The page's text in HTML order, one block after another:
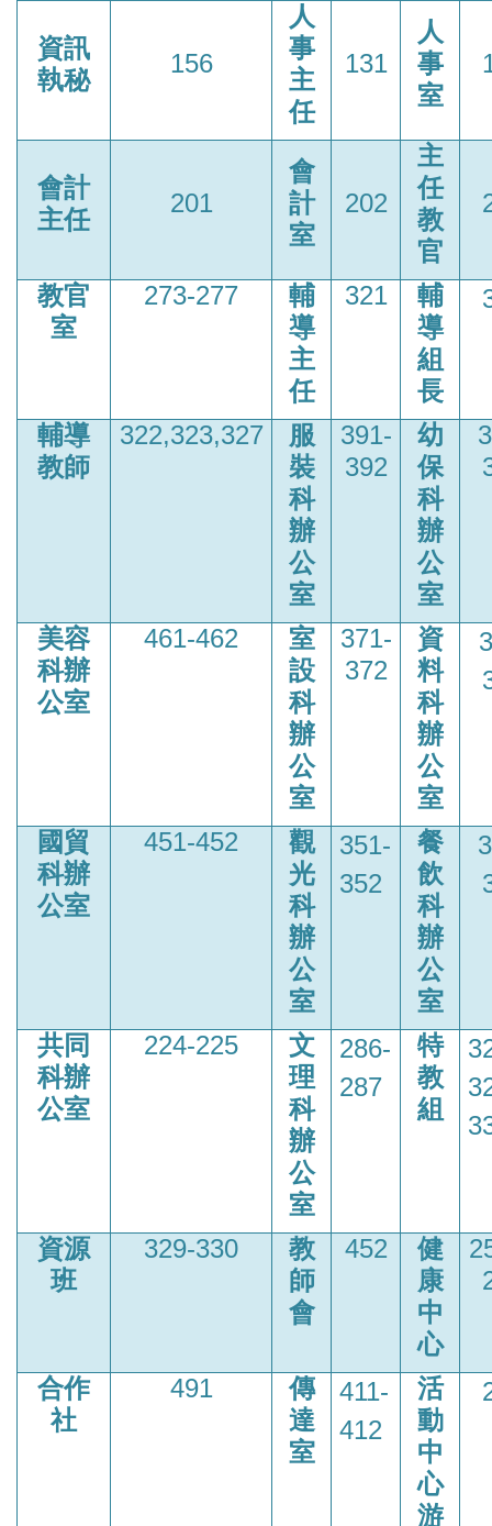
資訊
執秘
156
人
事
主
任
131
人
事
室
會計
主任
201
會
計
室
202
主
任
教
官
教官
室
273-277
輔
導
主
任
321
輔
導
組
長
輔導
教師
322,323,327
服
裝
科
辦
公
室
391-
392
幼
保
科
辦
公
室
美容
科辦
公室
461-462
室
設
科
辦
公
室
371-
372
資
料
科
辦
公
室
國貿
科辦
公室
451-452
觀
光
科
辦
公
室
351-
352
餐
飲
科
辦
公
室
共同
科辦
公室
224-225
文
理
科
辦
公
室
286-
287
特
教
組
資源
班
329-330
教
師
會
452
健
康
中
心
合作
社
491
傳
達
室
411-
412
活
動
中
心
游